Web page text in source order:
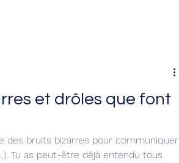
et drôles que font
des bruits bizarres pour communiquer
Tu as peut-être déjà entendu tous